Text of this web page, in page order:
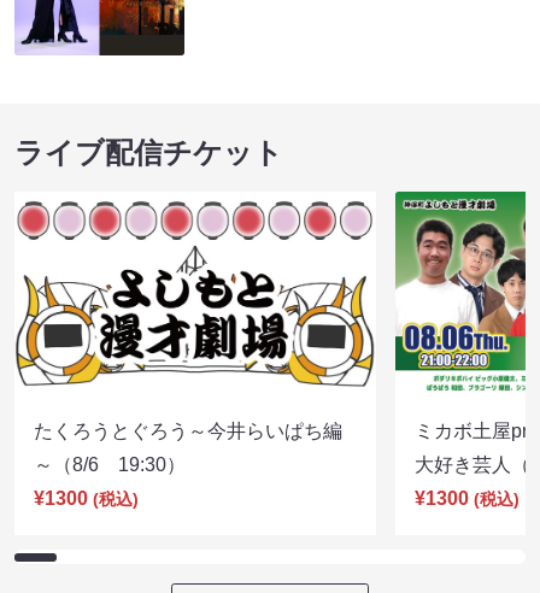
ライブ配信チケット
たくろうとぐろう～今井らいぱち編
～（8/6 19:30）
¥1300 (税込)
ミカボ土屋
大好き芸人
¥1300 (税込)